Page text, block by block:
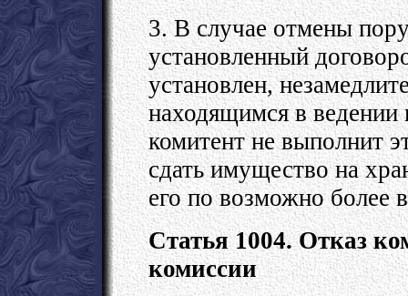
3. В случае отмены
установленный
установлен,
находящимся в
комитент не выполнит
сдать имущество на
его по возможно более
Статья 1004. Отказ
комиссии